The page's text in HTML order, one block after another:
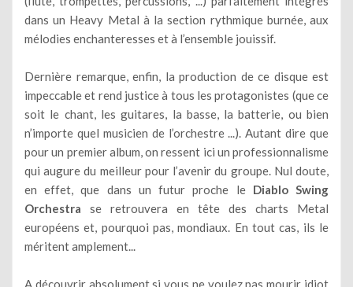
dans un Heavy Metal à la section rythmique burnée, aux
mélodies enchanteresses et à l’ensemble jouissif.
Dernière remarque, enfin, la production de ce disque est
impeccable et rend justice à tous les protagonistes (que ce
soit le chant, les guitares, la basse, la batterie, ou bien
n’importe quel musicien de l’orchestre ...). Autant dire que
pour un premier album, on ressent ici un professionnalisme
qui augure du meilleur pour l’avenir du groupe. Nul doute,
en effet, que dans un futur proche le Diablo Swing
Orchestra se retrouvera en tête des charts Metal
européens et, pourquoi pas, mondiaux. En tout cas, ils le
méritent amplement...
A découvrir absolument si vous ne voulez pas mourir idiot